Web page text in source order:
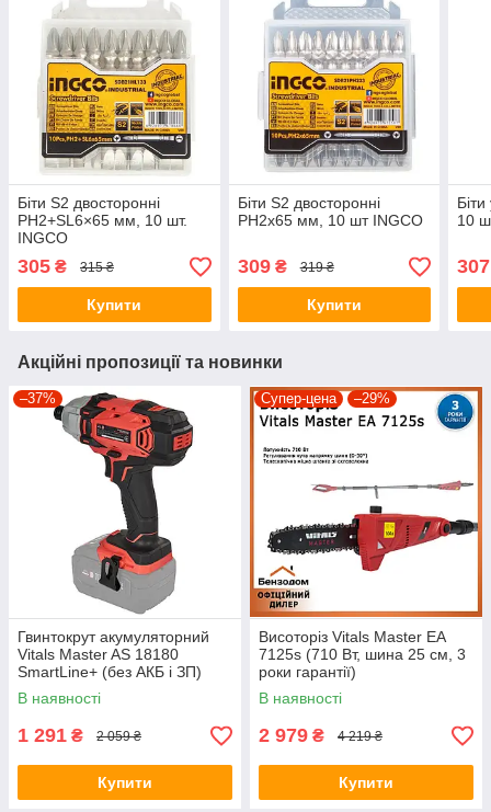
Біти S2 двосторонні
PH2+SL6×65 мм, 10 шт.
INGCO
305 ₴ 315 ₴
Купити
Біти S2 двосторонні
РН2х65 мм, 10 шт INGCO
309₴ 319 ₴
Купити
10
307
Акційні пропозиції та новинки
–37%
Гвинтокрут акумуляторний
Vitals Master AS 18180
SmartLine+ (без АКБ і ЗП)
В наявності
1 291 ₴ 2 059 ₴
Купити
Супер-цена –29%
Висоторіз Vitals Master EA
7125s (710 Вт, шина 25 см, 3
роки гарантії)
В наявності
2 979 ₴ 4 219 ₴
Купити